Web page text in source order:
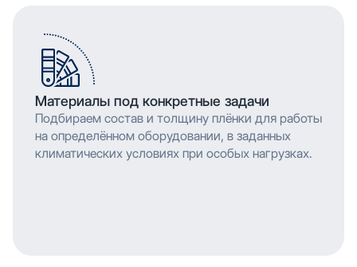
Материалы под конкретные задачи
Подбираем состав и толщину плёнки для работы
на определённом оборудовании, в заданных
климатических условиях при особых нагрузках.